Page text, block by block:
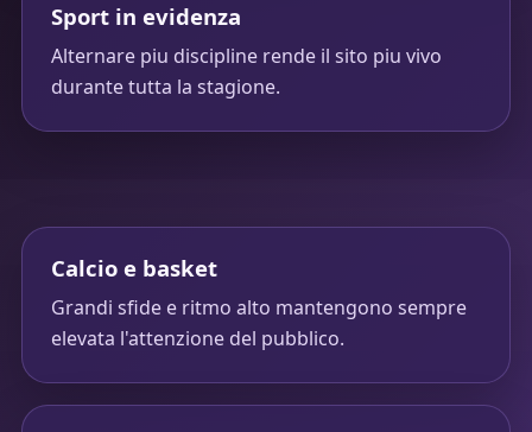
Sport in evidenza
Alternare piu discipline rende il sito piu vivo
durante tutta la stagione.
Calcio e basket
Grandi sfide e ritmo alto mantengono sempre
elevata l'attenzione del pubblico.